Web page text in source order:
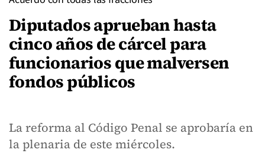
Diputados aprueban hasta
cinco años de cárcel para
funcionarios que malversen
fondos públicos
La reforma al Código Penal se aprobaría en
la plenaria de este miércoles.